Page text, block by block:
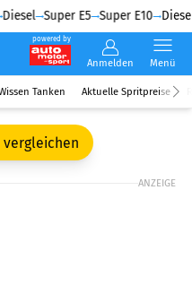
Super E5 Super E10 Diesel
powered by
Anmelden Menü
Tanken Aktuelle Spritpreise
ANZEIGE